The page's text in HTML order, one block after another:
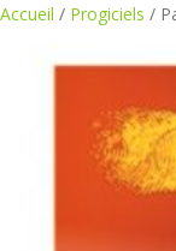
Accueil / Progiciels /